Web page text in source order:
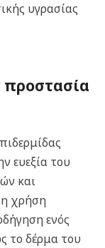
υγρασίας
προστασία
ευεξία του
και
χρήση
ενός
το δέρμα του